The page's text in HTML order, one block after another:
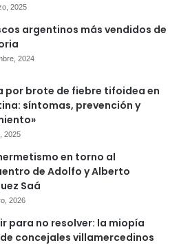
2025
argentinos más vendidos de
2024
por brote de fiebre tifoidea en
síntomas, prevención y
2025
en torno al
de Adolfo y Alberto
Saá
2026
para no resolver: la miopía
concejales villamercedinos